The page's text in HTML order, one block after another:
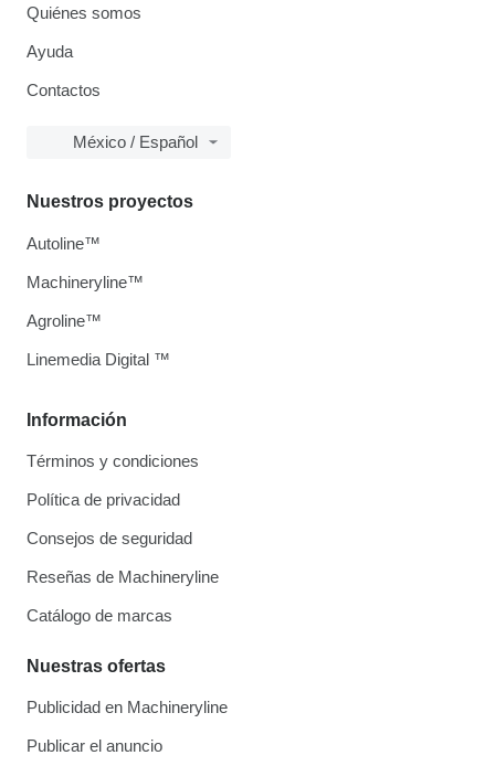
Quiénes somos
Ayuda
Contactos
México / Español
Información
Términos y condiciones
Política de privacidad
Consejos de seguridad
Reseñas de Machineryline
Catálogo de marcas
Nuestras ofertas
Publicidad en Machineryline
Publicar el anuncio
Nuestros proyectos
Autoline™
Machineryline™
Agroline™
Linemedia Digital ™